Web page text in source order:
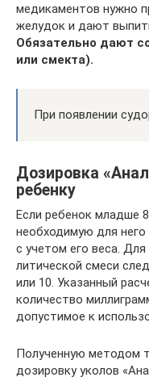
медикаментов нужно
желудок и дают
Обязательно дают
или смекта).
При появлении
Дозировка
ребенку
Если ребенок младше
необходимую для него
с учетом его веса.
литической смеси
или 10. Указанный
количество
допустимое к
Полученную методом
дозировку уколов